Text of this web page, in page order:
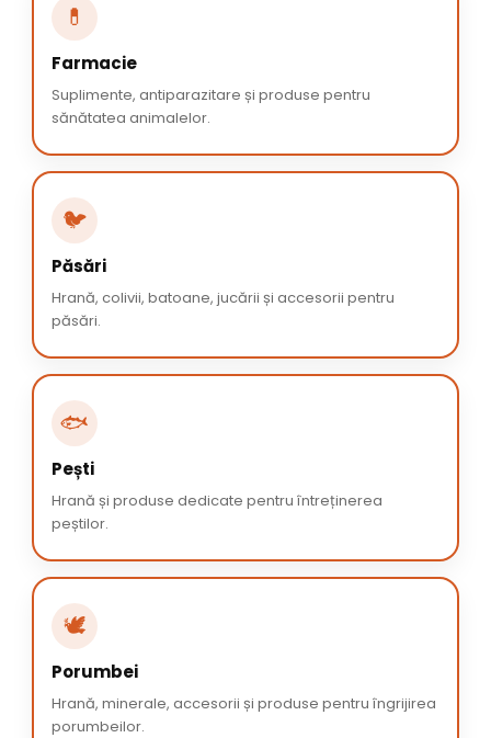
💊
Farmacie
Suplimente, antiparazitare și produse pentru
sănătatea animalelor.
🐦
Păsări
Hrană, colivii, batoane, jucării și accesorii pentru
păsări.
🐟
Pești
Hrană și produse dedicate pentru întreținerea
peștilor.
🕊️
Porumbei
Hrană, minerale, accesorii și produse pentru îngrijirea
porumbeilor.